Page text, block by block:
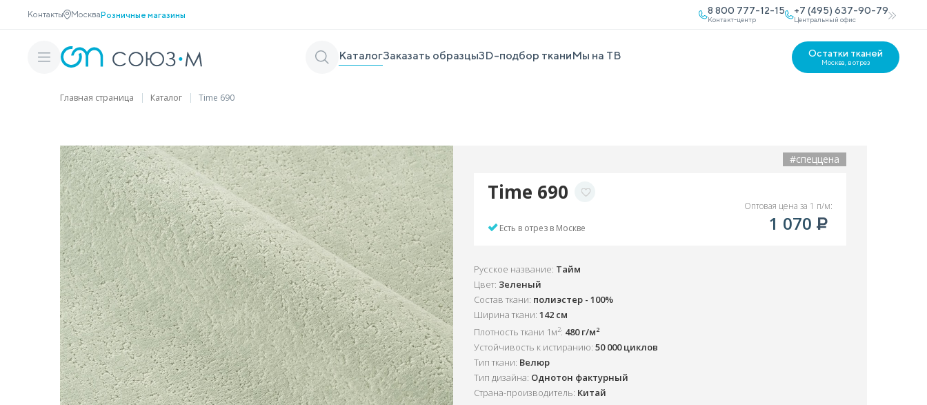
Контакты МоскваРозничные магазины 8 800 777-12-15
Контакт-центр
+7 (495) 637-90-79
Центральный офис
КаталогЗаказать образцы3D-подбор тканиМы на ТВ Остатки тканей
Москва, в отрез
Главная страница Каталог Time 690
#спеццена
Time 690
Есть в отрез в Москве
Оптовая цена за 1 п/м:
1 070
Русское название: Тайм
Цвет: Зеленый
Состав ткани: полиэстер - 100%
Ширина ткани: 142 см
Плотность ткани 1м2: 480 г/м2
Устойчивость к истиранию: 50 000 циклов
Тип ткани: Велюр
Тип дизайна: Однотон фактурный
Страна-производитель: Китай